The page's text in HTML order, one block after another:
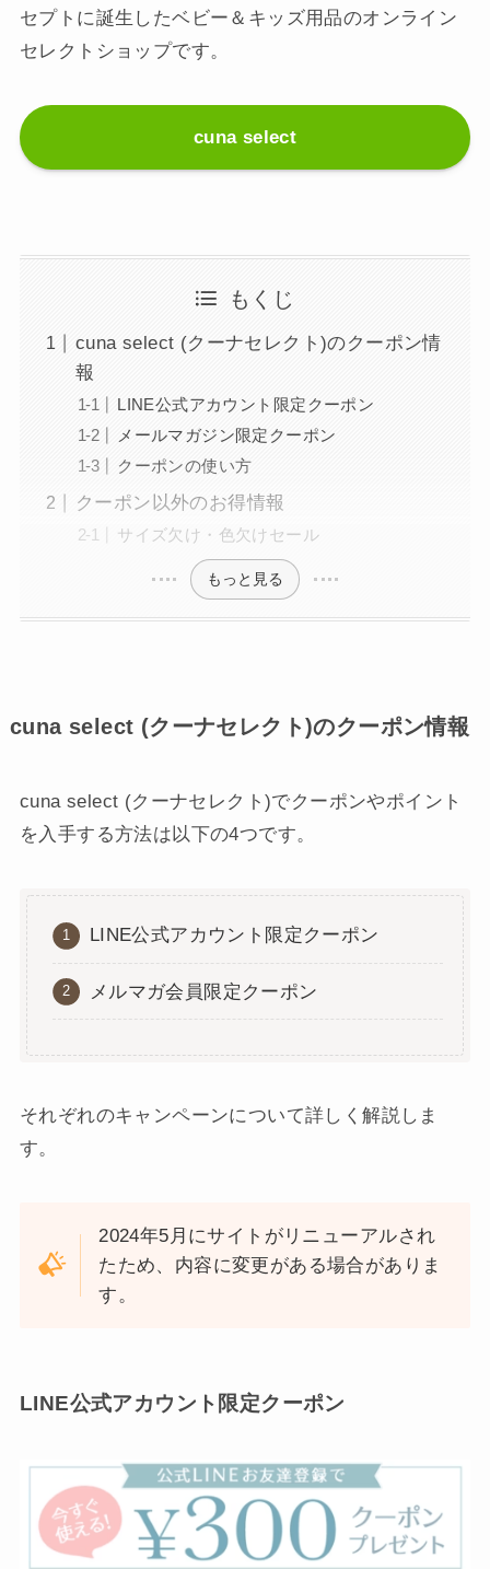
セプトに誕生したベビー＆キッズ用品のオンライン
セレクトショップです。
cuna select
もくじ
cuna select (クーナセレクト)のクーポン情
報
LINE公式アカウント限定クーポン
メールマガジン限定クーポン
クーポンの使い方
クーポン以外のお得情報
サイズ欠け・色欠けセール
もっと見る
cuna select (クーナセレクト)のクーポン情報
cuna select (クーナセレクト)でクーポンやポイント
を入手する方法は以下の4つです。
LINE公式アカウント限定クーポン
メルマガ会員限定クーポン
それぞれのキャンペーンについて詳しく解説しま
す。
2024年5月にサイトがリニューアルされ
たため、内容に変更がある場合がありま
す。
LINE公式アカウント限定クーポン